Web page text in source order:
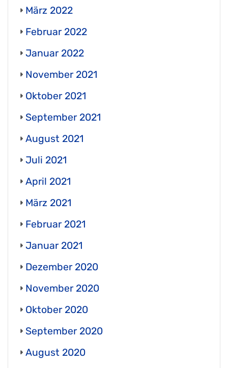
März 2022
Februar 2022
Januar 2022
November 2021
Oktober 2021
September 2021
August 2021
Juli 2021
April 2021
März 2021
Februar 2021
Januar 2021
Dezember 2020
November 2020
Oktober 2020
September 2020
August 2020